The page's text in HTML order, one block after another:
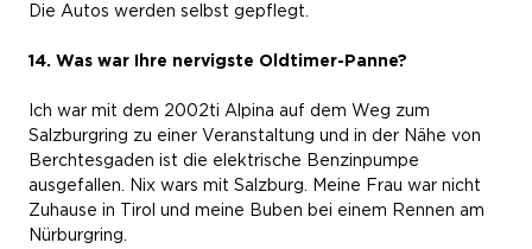
Die Autos werden selbst gepflegt.
14. Was war Ihre nervigste Oldtimer-Panne?
Ich war mit dem 2002ti Alpina auf dem Weg zum
Salzburgring zu einer Veranstaltung und in der Nähe von
Berchtesgaden ist die elektrische Benzinpumpe
ausgefallen. Nix wars mit Salzburg. Meine Frau war nicht
Zuhause in Tirol und meine Buben bei einem Rennen am
Nürburgring.